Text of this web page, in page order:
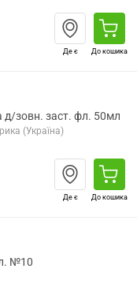
Де є До кошика
зовн. заст. фл. 50мл
(Україна)
Де є До кошика
№10